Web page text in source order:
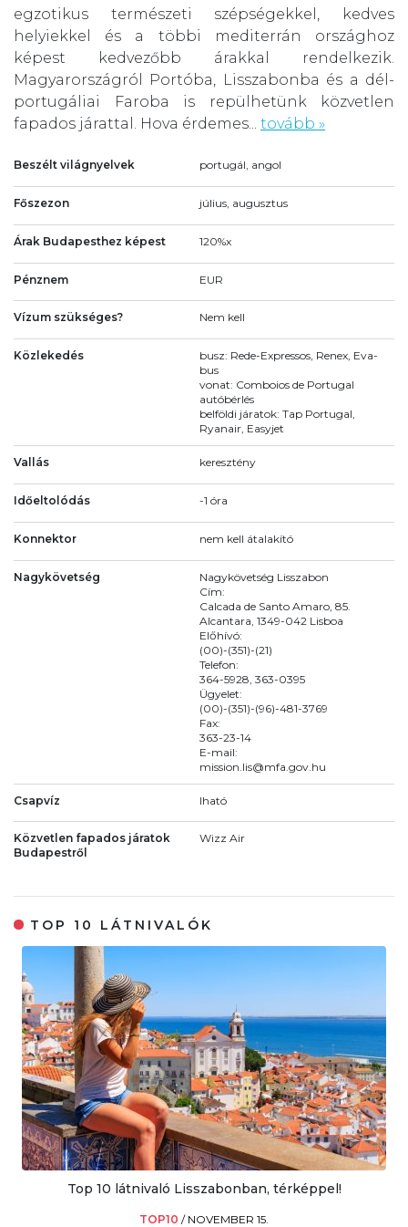
egzotikus természeti szépségekkel, kedves
helyiekkel és a többi mediterrán országhoz
képest kedvezőbb árakkal rendelkezik.
Magyarországról Portóba, Lisszabonba és a dél-
portugáliai Faroba is repülhetünk közvetlen
fapados járattal. Hova érdemes... tovább »
Beszélt világnyelvek portugál, angol
Főszezon július, augusztus
Árak Budapesthez képest 120%x
Pénznem EUR
Vízum szükséges? Nem kell
Közlekedés
busz: Rede-Expressos, Renex, Eva-
bus
vonat: Comboios de Portugal
autóbérlés
belföldi járatok: Tap Portugal,
Ryanair, Easyjet
Vallás keresztény
Időeltolódás -1 óra
Konnektor nem kell átalakító
Nagykövetség
Nagykövetség Lisszabon
Cím:
Calcada de Santo Amaro, 85.
Alcantara, 1349-042 Lisboa
Előhívó:
(00)-(351)-(21)
Telefon:
364-5928, 363-0395
Ügyelet:
(00)-(351)-(96)-481-3769
Fax:
363-23-14
E-mail:
mission.lis@mfa.gov.hu
Csapvíz Iható
Közvetlen fapados járatok
Budapestről
Wizz Air
TOP 10 LÁTNIVALÓK
Top 10 látnivaló Lisszabonban, térképpel!
TOP10 / NOVEMBER 15.